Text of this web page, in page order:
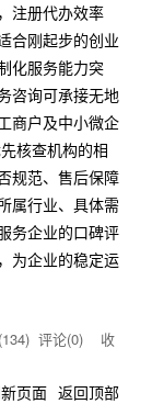
注册代办效率
合刚起步的创业
化服务能力突
咨询可承接无地
商户及中小微企
核查机构的相
规范、售后保障
属行业、具体需
务企业的口碑评
为企业的稳定运
134) 评论(0) 收
页面 返回顶部